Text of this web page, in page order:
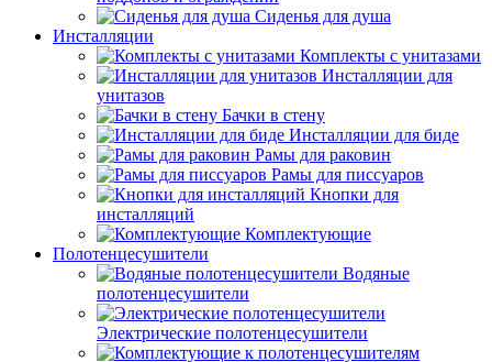
Сиденья для душа
Инсталляции
Комплекты с унитазами
Инсталляции для
унитазов
Бачки в стену
Инсталляции для биде
Рамы для раковин
Рамы для писсуаров
Кнопки для
инсталляций
Комплектующие
Полотенцесушители
Водяные
полотенцесушители
Электрические полотенцесушители